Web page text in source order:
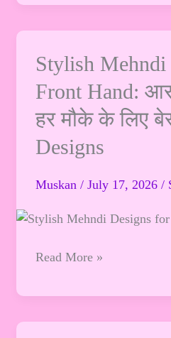
Stylish
Front Hand:
हर मौके के लिए
Designs
Muskan / July 17, 2026 /
Stylish
Mehndi
Designs
for
Hand:
ट्रेंडी
और
मौके
Read More »